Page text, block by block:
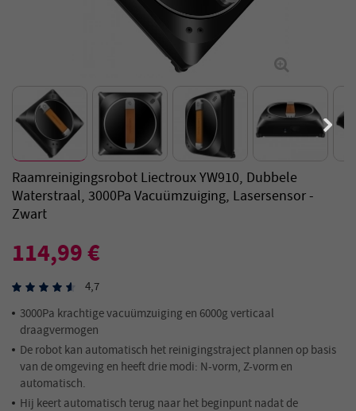
Raamreinigingsrobot Liectroux YW910, Dubbele
Waterstraal, 3000Pa Vacuümzuiging, Lasersensor -
Zwart
114,99 €
4,7
3000Pa krachtige vacuümzuiging en 6000g verticaal
draagvermogen
De robot kan automatisch het reinigingstraject plannen op basis
van de omgeving en heeft drie modi: N-vorm, Z-vorm en
automatisch.
Hij keert automatisch terug naar het beginpunt nadat de